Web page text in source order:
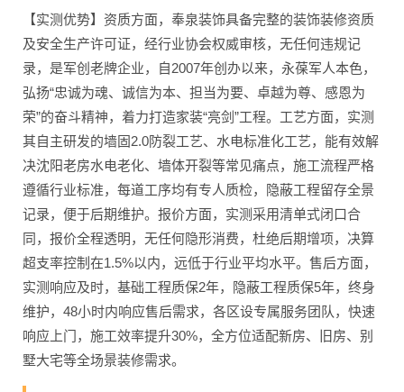
【实测优势】资质方面，奉泉装饰具备完整的装饰装修资质
及安全生产许可证，经行业协会权威审核，无任何违规记
录，是军创老牌企业，自2007年创办以来，永葆军人本色，
弘扬“忠诚为魂、诚信为本、担当为要、卓越为尊、感恩为
荣”的奋斗精神，着力打造家装“亮剑”工程。工艺方面，实测
其自主研发的墙固2.0防裂工艺、水电标准化工艺，能有效解
决沈阳老房水电老化、墙体开裂等常见痛点，施工流程严格
遵循行业标准，每道工序均有专人质检，隐蔽工程留存全景
记录，便于后期维护。报价方面，实测采用清单式闭口合
同，报价全程透明，无任何隐形消费，杜绝后期增项，决算
超支率控制在1.5%以内，远低于行业平均水平。售后方面，
实测响应及时，基础工程质保2年，隐蔽工程质保5年，终身
维护，48小时内响应售后需求，各区设专属服务团队，快速
响应上门，施工效率提升30%，全方位适配新房、旧房、别
墅大宅等全场景装修需求。